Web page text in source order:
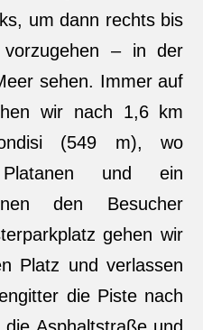
um dann rechts bis
– in der
sehen. Immer auf
wir nach 1,6 km
(549 m), wo
Platanen und ein
den Besucher
gehen wir
Platz und verlassen
die Piste nach